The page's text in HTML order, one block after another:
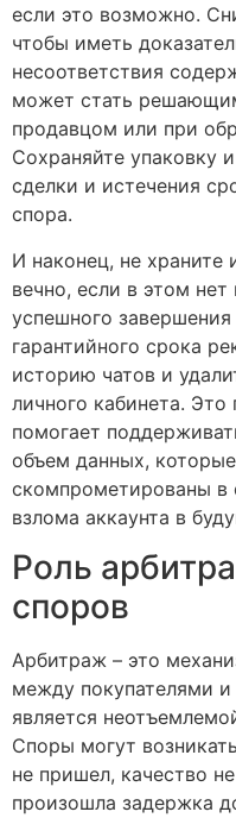
если это возможно.
чтобы иметь
несоответствия
может стать
продавцом или при
Сохраняйте упаковку
сделки и истечения
спора.
И наконец, не храните
вечно, если в этом
успешного
гарантийного срока
историю чатов и
личного кабинета.
помогает
объем данных,
скомпрометированы в
взлома аккаунта в
Роль
споров
Арбитраж – это
между покупателями
является
Споры могут
не пришел, качество
произошла задержка